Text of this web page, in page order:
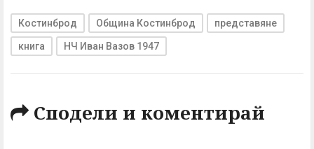
Костинброд Община Костинброд представяне
книга НЧ Иван Вазов 1947
Сподели и коментирай